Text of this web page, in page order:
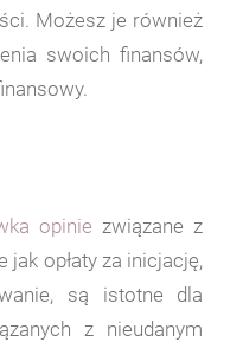
Możesz je również
swoich finansów,
opinie związane z
opłaty za inicjację,
są istotne dla
z nieudanym